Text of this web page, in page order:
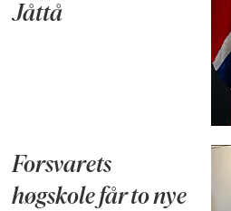
Jåttå
Forsvarets
høgskole får to nye